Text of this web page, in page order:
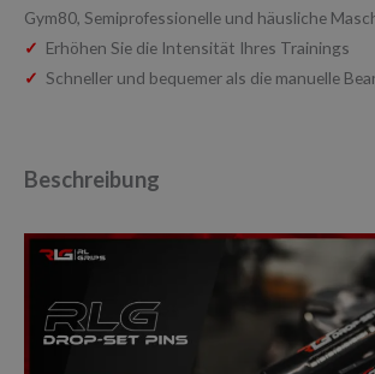
Gym80, Semiprofessionelle und häusliche
✓ Erhöhen Sie die Intensität Ihres Trainings
✓ Schneller und bequemer als die manuelle
Beschreibung